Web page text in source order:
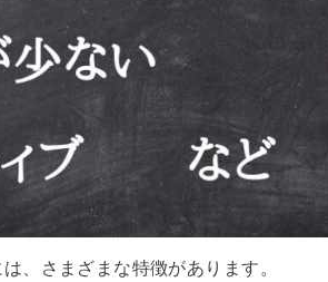
、さまざまな特徴があります。